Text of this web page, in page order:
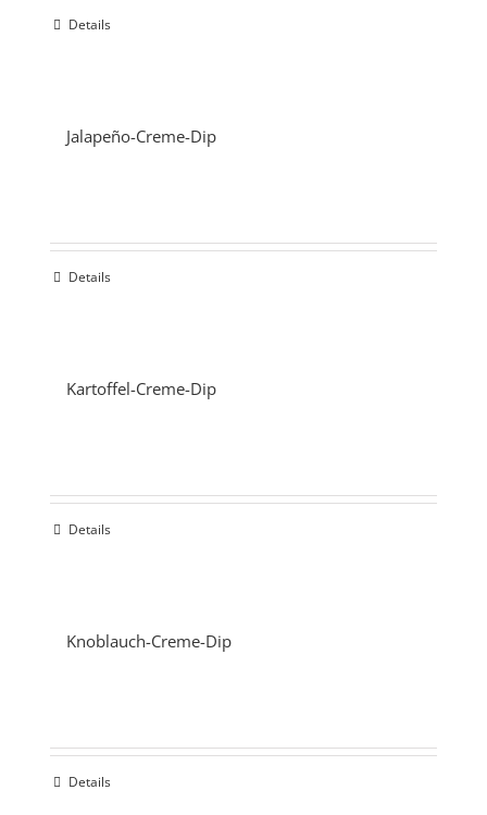
Details
Jalapeño-Creme-Dip
Details
Kartoffel-Creme-Dip
Details
Knoblauch-Creme-Dip
Details